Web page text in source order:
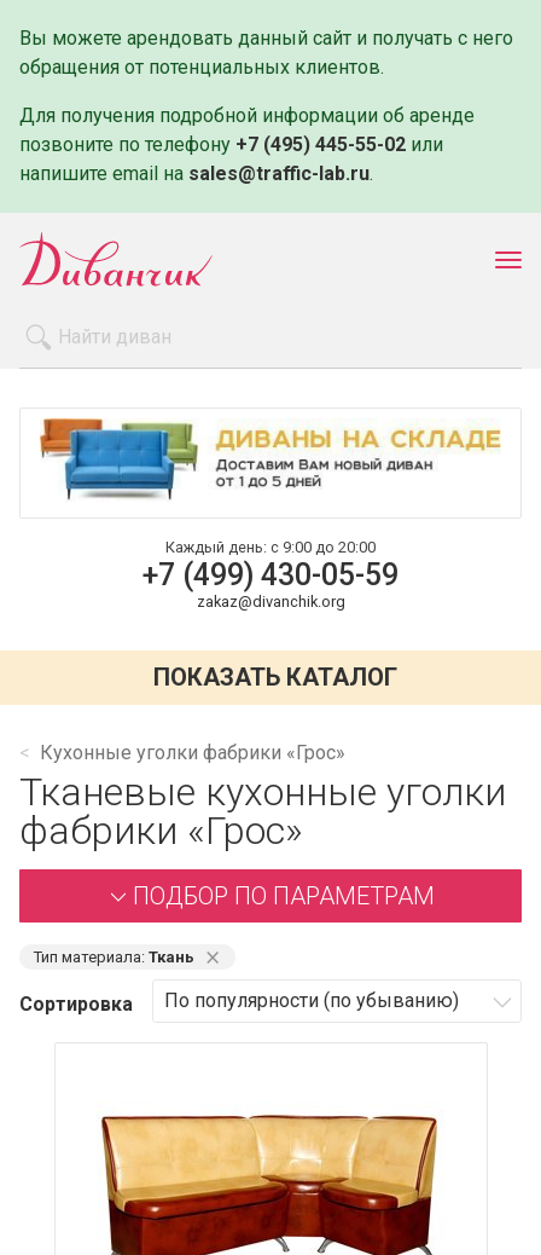
Вы можете арендовать данный сайт и получать с него
обращения от потенциальных клиентов.
Для получения подробной информации об аренде
позвоните по телефону +7 (495) 445-55-02 или
напишите email на sales@traffic-lab.ru.
Оплата и доставка
Контакты
Каждый день: с 9:00 до 20:00
+7 (499) 430-05-59
zakaz@divanchik.org
ПОКАЗАТЬ КАТАЛОГ
Кухонные уголки фабрики «Грос»
Тканевые кухонные уголки
фабрики «Грос»
ПОДБОР ПО ПАРАМЕТРАМ
Тип материала: Ткань ⨯
Сортировка